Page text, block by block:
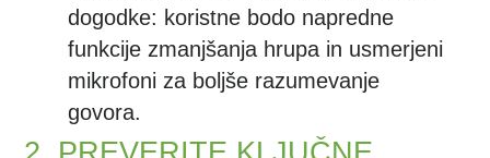
dogodke: koristne bodo napredne
funkcije zmanjšanja hrupa in usmerjeni
mikrofoni za boljše razumevanje
govora.